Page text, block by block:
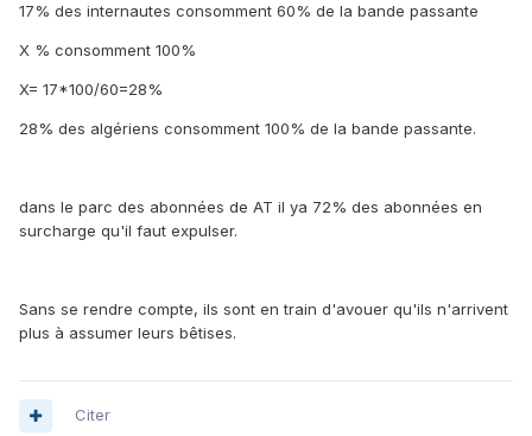
17% des internautes consomment 60% de la bande passante
X % consomment 100%
X= 17*100/60=28%
28% des algériens consomment 100% de la bande passante.
dans le parc des abonnées de AT il ya 72% des abonnées en
surcharge qu'il faut expulser.
Sans se rendre compte, ils sont en train d'avouer qu'ils n'arrivent
plus à assumer leurs bêtises.
Citer